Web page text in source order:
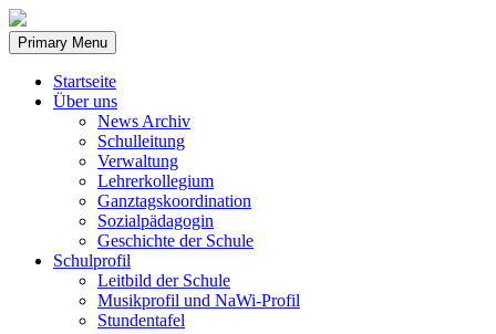
Skip
to
content
Primary Menu
Startseite
Über uns
News Archiv
Schulleitung
Verwaltung
Lehrerkollegium
Ganztagskoordination
Sozialpädagogin
Geschichte der Schule
Schulprofil
Leitbild der Schule
Musikprofil und NaWi-Profil
Stundentafel